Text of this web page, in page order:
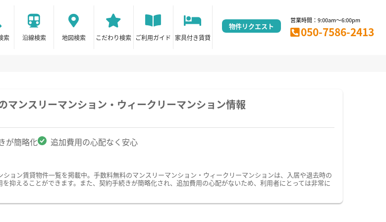
索 沿線検索 地図検索 こだわり検索 ご利用ガイド 家具付き賃貸
物件リクエスト
営業時間：9:00am～6:00pm
050-7586-2413
マンスリーマンション・ウィークリーマンション情報
が簡略化 追加費用の心配なく安心
ョン賃貸物件一覧を掲載中。手数料無料のマンスリーマンション・ウィークリーマンションは、入居や退去時の
抑えることができます。また、契約手続きが簡略化され、追加費用の心配がないため、利用者にとっては非常に